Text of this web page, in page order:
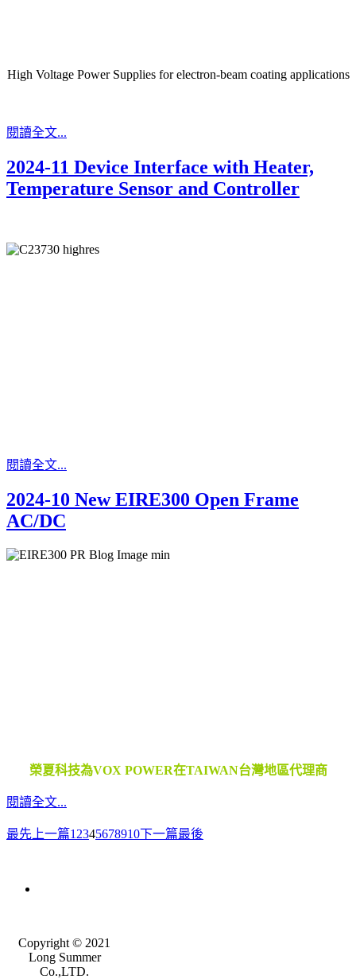
High Voltage Power Supplies for electron-beam coating applications
閱讀全文...
2024-11 Device Interface with Heater,
Temperature Sensor and Controller
閱讀全文...
2024-10 New EIRE300 Open Frame
AC/DC
榮夏科技為VOX POWER在TAIWAN台灣地區代理商
閱讀全文...
最先 上一篇1 2345678910下一篇最後
Copyright © 2021
Long Summer
Co.,LTD.